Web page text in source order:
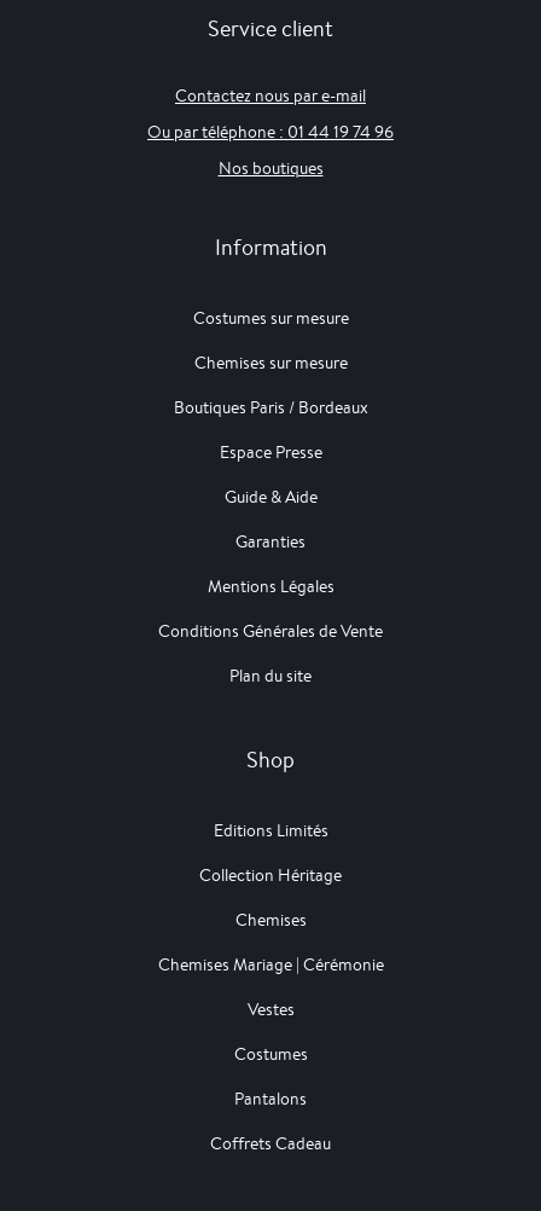
Service client
Contactez nous par e-mail
Ou par téléphone : 01 44 19 74 96
Nos boutiques
Information
Costumes sur mesure
Chemises sur mesure
Boutiques Paris / Bordeaux
Espace Presse
Guide & Aide
Garanties
Mentions Légales
Conditions Générales de Vente
Plan du site
Shop
Editions Limités
Collection Héritage
Chemises
Chemises Mariage | Cérémonie
Vestes
Costumes
Pantalons
Coffrets Cadeau